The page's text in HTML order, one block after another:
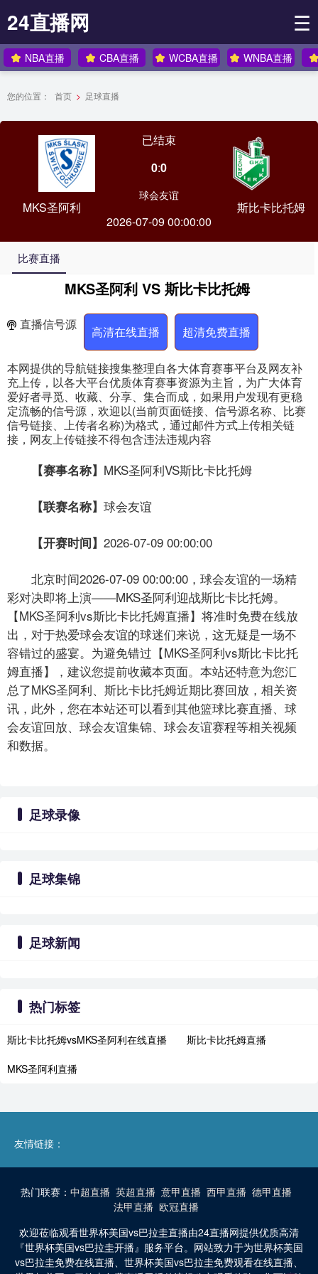
24直播网 ☰
NBA直播 CBA直播 WCBA直播 WNBA直播
您的位置： 首页 > 足球直播
MKS圣阿利
已结束
0:0
球会友谊
2026-07-09 00:00:00
斯比卡比托姆
比赛直播
MKS圣阿利 VS 斯比卡比托姆
直播信号源 高清在线直播 超清免费直播
本网提供的导航链接搜集整理自各大体育赛事平台及网友补
充上传，以各大平台优质体育赛事资源为主旨，为广大体育
爱好者寻觅、收藏、分享、集合而成，如果用户发现有更稳
定流畅的信号源，欢迎以(当前页面链接、信号源名称、比赛
信号链接、上传者名称)为格式，通过邮件方式上传相关链
接，网友上传链接不得包含违法违规内容
【赛事名称】 MKS圣阿利VS斯比卡比托姆
【联赛名称】 球会友谊
【开赛时间】 2026-07-09 00:00:00
北京时间2026-07-09 00:00:00，球会友谊的一场精
彩对决即将上演——MKS圣阿利迎战斯比卡比托姆。
【MKS圣阿利vs斯比卡比托姆直播】将准时免费在线放
出，对于热爱球会友谊的球迷们来说，这无疑是一场不
容错过的盛宴。为避免错过【MKS圣阿利vs斯比卡比托
姆直播】，建议您提前收藏本页面。本站还特意为您汇
总了MKS圣阿利、斯比卡比托姆近期比赛回放，相关资
讯，此外，您在本站还可以看到其他篮球比赛直播、球
会友谊回放、球会友谊集锦、球会友谊赛程等相关视频
和数据。
足球录像
足球集锦
足球新闻
热门标签
斯比卡比托姆vsMKS圣阿利在线直播 斯比卡比托姆直播
MKS圣阿利直播
友情链接：
热门联赛： 中超直播 英超直播 意甲直播 西甲直播 德甲直播
法甲直播 欧冠直播
欢迎莅临观看世界杯美国vs巴拉圭直播由24直播网提供优质高清
『世界杯美国vs巴拉圭开播』服务平台。网站致力于为世界杯美国
vs巴拉圭免费在线直播、世界杯美国vs巴拉圭免费观看在线直播、